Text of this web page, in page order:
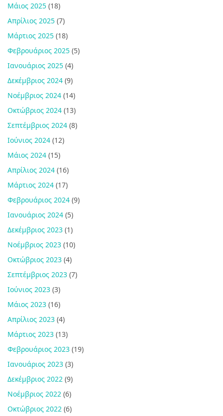
Μάιος 2025 (18)
Απρίλιος 2025 (7)
Μάρτιος 2025 (18)
Φεβρουάριος 2025 (5)
Ιανουάριος 2025 (4)
Δεκέμβριος 2024 (9)
Νοέμβριος 2024 (14)
Οκτώβριος 2024 (13)
Σεπτέμβριος 2024 (8)
Ιούνιος 2024 (12)
Μάιος 2024 (15)
Απρίλιος 2024 (16)
Μάρτιος 2024 (17)
Φεβρουάριος 2024 (9)
Ιανουάριος 2024 (5)
Δεκέμβριος 2023 (1)
Νοέμβριος 2023 (10)
Οκτώβριος 2023 (4)
Σεπτέμβριος 2023 (7)
Ιούνιος 2023 (3)
Μάιος 2023 (16)
Απρίλιος 2023 (4)
Μάρτιος 2023 (13)
Φεβρουάριος 2023 (19)
Ιανουάριος 2023 (3)
Δεκέμβριος 2022 (9)
Νοέμβριος 2022 (6)
Οκτώβριος 2022 (6)